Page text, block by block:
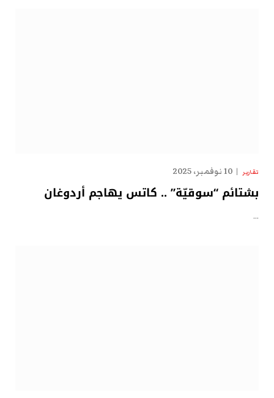
تقارير 10 نوفمبر، 2025
بشتائم “سوقيّة” .. كاتس يهاجم أردوغان
…